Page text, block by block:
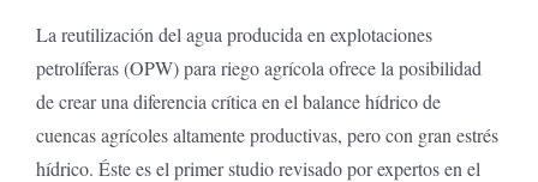
La reutilización del agua producida en explotaciones
petrolíferas (OPW) para riego agrícola ofrece la posibilidad
de crear una diferencia crítica en el balance hídrico de
cuencas agrícoles altamente productivas, pero con gran estrés
hídrico. Éste es el primer studio revisado por expertos en el